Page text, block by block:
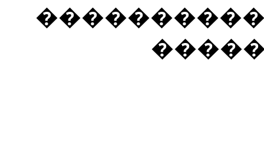
����������